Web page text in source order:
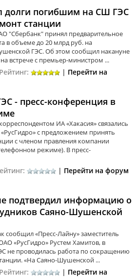
долги погибшим на СШ ГЭС
станции
"Сбербанк" принял предварительное
в объеме до 20 млрд руб. на
ГЭС. Об этом сообщил накануне
встрече с премьер-министром ...
Рейтинг: | Перейти на
- пресс-конференция в
ИА «Хакасия» связались
с предложением принять
с членом правления компании
режиме). В пресс-
| Перейти на форум
подтвердил информацию о
Саяно-Шушенской
сообщил «Пресс-Лайну» заместитель
«РусГидро» Рустем Хамитов, в
не проводилась работа по сокращению
«На Саяно-Шушенской ...
Рейтинг: | Перейти на